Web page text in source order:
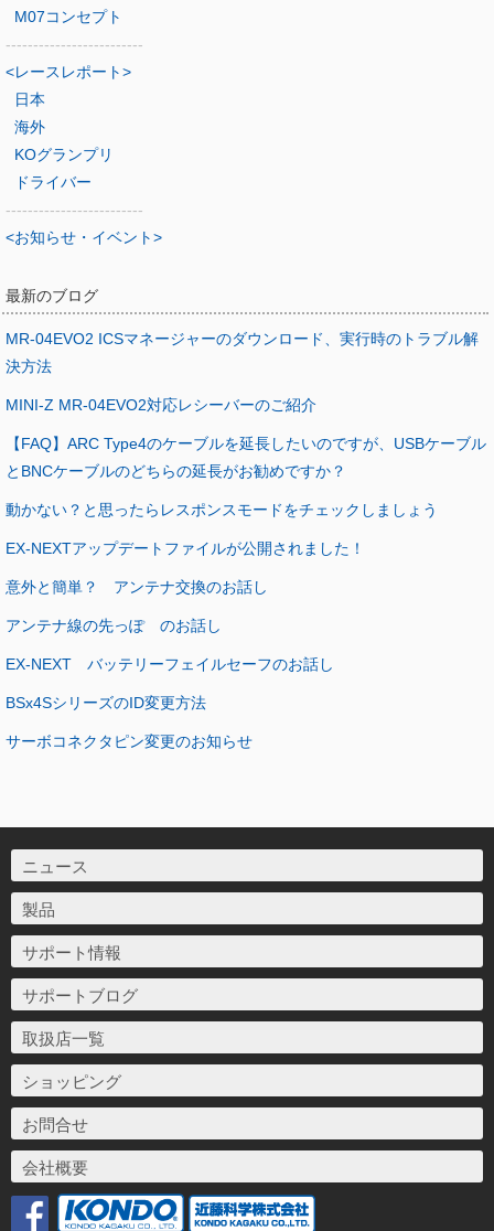
M07コンセプト
-------------------------
<レースレポート>
日本
海外
KOグランプリ
ドライバー
-------------------------
<お知らせ・イベント>
最新のブログ
MR-04EVO2 ICSマネージャーのダウンロード、実行時のトラブル解
決方法
MINI-Z MR-04EVO2対応レシーバーのご紹介
【FAQ】ARC Type4のケーブルを延長したいのですが、USBケーブル
とBNCケーブルのどちらの延長がお勧めですか？
動かない？と思ったらレスポンスモードをチェックしましょう
EX-NEXTアップデートファイルが公開されました！
意外と簡単？ アンテナ交換のお話し
アンテナ線の先っぽ のお話し
EX-NEXT バッテリーフェイルセーフのお話し
BSx4SシリーズのID変更方法
サーボコネクタピン変更のお知らせ
ニュース
製品
サポート情報
サポートブログ
取扱店一覧
ショッピング
お問合せ
会社概要